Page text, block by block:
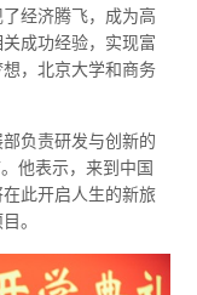
经济腾飞，成为高
成功经验，实现富
，北京大学和商务
负责研发与创新的
他表示，来到中国
此开启人生的新旅
。